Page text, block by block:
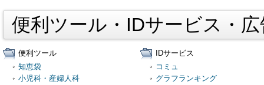
便利ツール・IDサービス・
便利ツール
知恵袋
小児科・産婦人科
IDサービス
コミュ
グラフランキング